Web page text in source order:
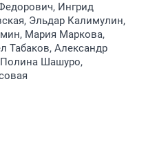
Ингрид
Эльдар Калимулин,
Мария Маркова,
Табаков, Александр
Шашуро,